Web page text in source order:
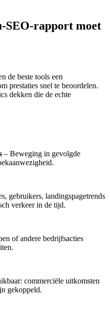
SEO-rapport moet
de beste tools een
prestaties snel te beoordelen.
dekken die de echte
– Beweging in gevolgde
gebruikers, landingspagetrends
verkeer in de tijd.
of andere bedrijfsacties
commerciële uitkomsten
gekoppeld.